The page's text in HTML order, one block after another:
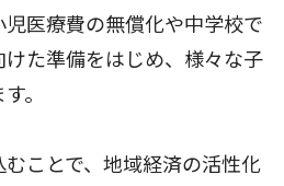
医療費の無償化や中学校で
た準備をはじめ、様々な子
。
ことで、地域経済の活性化